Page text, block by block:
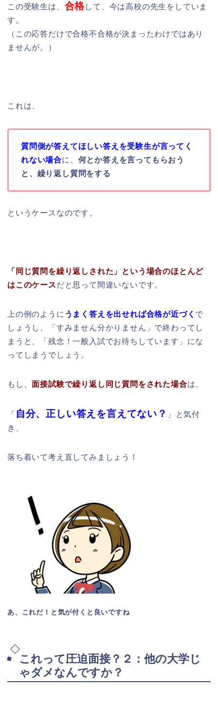
この受験生は、 合格して、今は高校の先生をしていま
す。
（この応答だけで合格不合格が決まったわけではあり
ませんが。）
これは、
質問側が答えてほしい答えを受験生が言ってく
れない場合に、 何とか答えを言ってもらおう
と、繰り返し質問をする
というケースなのです。
「同じ質問を繰り返しされた」という場合のほとんど
はこのケースだと思って間違いないです。
上の例のように うまく答えを出せれば合格が近づく で
しょうし、「すみません分かりません」で終わってし
まうと、「残念！一般入試でお待ちしています」にな
ってしまうでしょう。
もし、面接試験で繰り返し同じ質問をされた場合は、
「 自分、正しい答えを言えてない？
」と気付
き、
落ち着いて考え直してみましょう！
あ、これだ！と気が付くと良いですね
これって圧迫面接？２：他の大学じ
ゃダメなんですか？